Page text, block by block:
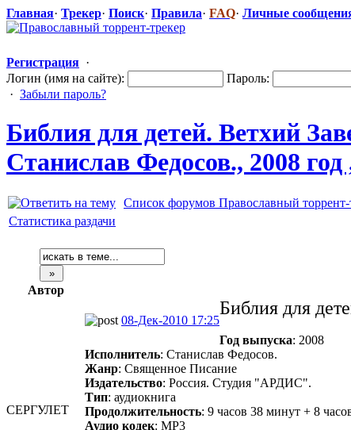
Главная· Трекер· Поиск· Правила· FAQ· Личные
Регистрация ·
Логин (имя на сайте):
Пароль:
· Забыли пароль?
Библия для детей. Ветхий
Станислав Федосов., 2008
Список форумов Православный торрент-
Статистика раздачи
Автор
СЕРГУЛЕТ
08-Дек-2010 17:25
Библия для
Год выпуска: 2008
Исполнитель: Станислав Федосов.
Жанр: Священное Писание
Издательство: Россия. Студия "АРДИС".
Тип: аудиокнига
Продолжительность: 9 часов 38 минут + 8
Аудио кодек: MP3